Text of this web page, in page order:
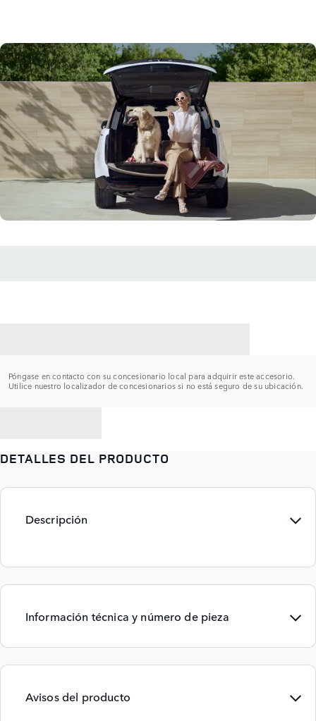
Póngase en contacto con su concesionario local para adquirir este accesorio.
Utilice nuestro localizador de concesionarios si no está seguro de su ubicación.
DETALLES DEL PRODUCTO
Descripción
Información técnica y número de pieza
Avisos del producto